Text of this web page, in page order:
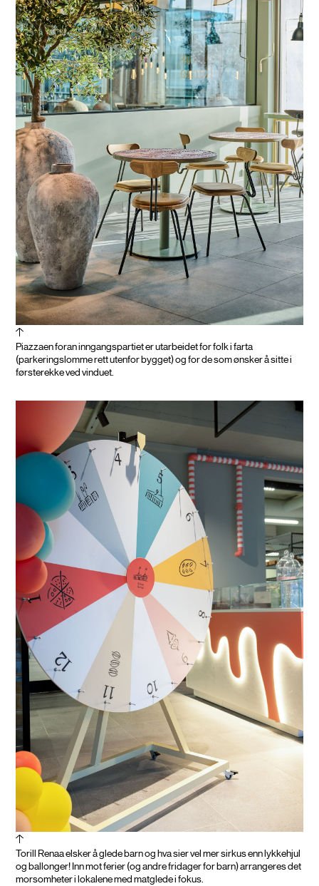
dører, sitater inn til hvert produksjonslokale,
neonskilt med festlige tekster, lykkehjul og
overraskende detaljer i interiøret. Det er en
tydelig rød tråd mellom branding og interiør som
er med på å skape en helhetlig opplevelse av høy
kvalitet. Velkommen til Stavangers nye kulinariske
møteplass!
«Folk skal se på oss som en hverdagsplass med
digg topping!»
Sven Erik Renaa
Piazzaen foran inngangspartiet er utarbeidet for folk i farta
(parkeringslomme rett utenfor bygget) og for de som ønsker å sitte i
førsterekke ved vinduet.
Torill Renaa elsker å glede barn og hva sier vel mer sirkus enn lykkehjul
og ballonger! Inn mot ferier (og andre fridager for barn) arrangeres det
morsomheter i lokalene med matglede i fokus.